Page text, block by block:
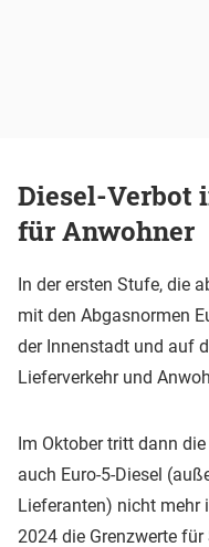
Diesel-Verbot
für Anwohner
In der ersten Stufe, die
mit den Abgasnormen
der Innenstadt und auf
Lieferverkehr und
Im Oktober tritt dann
auch Euro-5-Diesel
Lieferanten) nicht mehr
2024 die Grenzwerte